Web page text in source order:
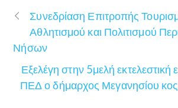
Συνεδρίαση Επιτροπής
Αθλητισμού και Πολιτισμού
Νήσων
Εξελέγη στην 5μελή εκτελεστική
ΠΕΔ ο δήμαρχος Μεγανησίου κος